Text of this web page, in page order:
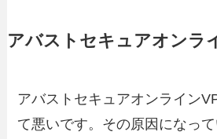
アバストセキュアオンラ
アバストセキュアオンライン
て悪いです。その原因になっ